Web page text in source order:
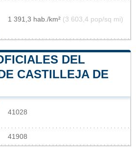
1 391,3 hab./km² (3 603,4 pop/sq mi)
DEL
CASTILLEJA DE
41028
41908